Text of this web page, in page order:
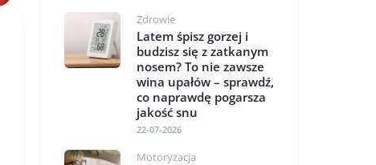
Zdrowie
Latem śpisz gorzej i
budzisz się z zatkanym
nosem? To nie zawsze
wina upałów – sprawdź,
co naprawdę pogarsza
jakość snu
22-07-2026
Motoryzacja